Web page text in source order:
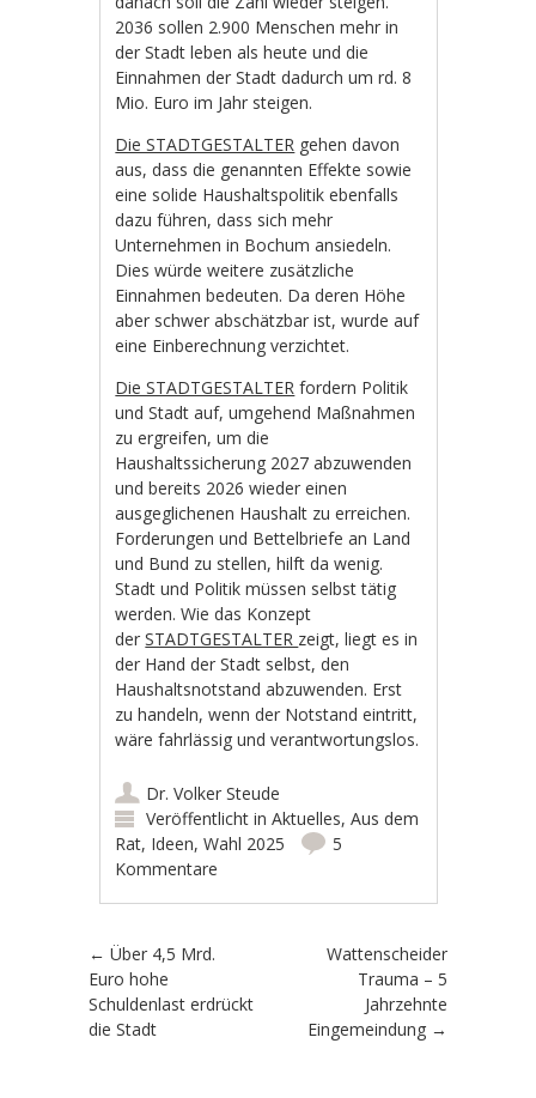
2036 sollen 2.900 Menschen mehr in
der Stadt leben als heute und die
Einnahmen der Stadt dadurch um rd. 8
Mio. Euro im Jahr steigen.
Die STADTGESTALTER gehen davon
aus, dass die genannten Effekte sowie
eine solide Haushaltspolitik ebenfalls
dazu führen, dass sich mehr
Unternehmen in Bochum ansiedeln.
Dies würde weitere zusätzliche
Einnahmen bedeuten. Da deren Höhe
aber schwer abschätzbar ist, wurde auf
eine Einberechnung verzichtet.
Die STADTGESTALTER fordern Politik
und Stadt auf, umgehend Maßnahmen
zu ergreifen, um die
Haushaltssicherung 2027 abzuwenden
und bereits 2026 wieder einen
ausgeglichenen Haushalt zu erreichen.
Forderungen und Bettelbriefe an Land
und Bund zu stellen, hilft da wenig.
Stadt und Politik müssen selbst tätig
werden. Wie das Konzept
derSTADTGESTALTER zeigt, liegt es in
der Hand der Stadt selbst, den
Haushaltsnotstand abzuwenden. Erst
zu handeln, wenn der Notstand eintritt,
wäre fahrlässig und verantwortungslos.
Dr. Volker Steude
Veröffentlicht inAktuelles,Aus dem
Rat, Ideen,Wahl 2025
5
Kommentare
Artikel-Navigation
← Über 4,5 Mrd.
Euro hohe
Schuldenlast erdrückt
die Stadt
Wattenscheider
Trauma – 5
Jahrzehnte
Eingemeindung →